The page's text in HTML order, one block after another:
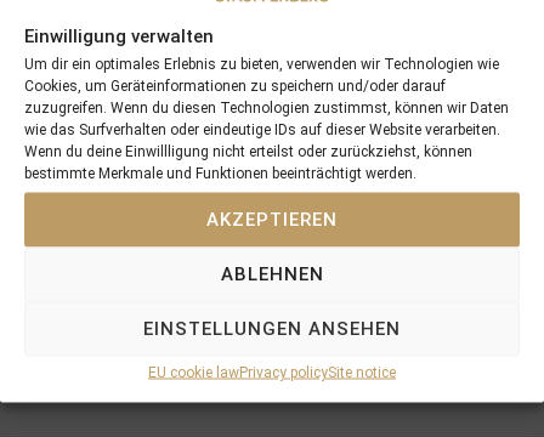
Einwilligung verwalten
Um dir ein optimales Erlebnis zu bieten, verwenden wir Technologien wie
Cookies, um Geräteinformationen zu speichern und/oder darauf
zuzugreifen. Wenn du diesen Technologien zustimmst, können wir Daten
wie das Surfverhalten oder eindeutige IDs auf dieser Website verarbeiten.
Wenn du deine Einwillligung nicht erteilst oder zurückziehst, können
bestimmte Merkmale und Funktionen beeinträchtigt werden.
AKZEPTIEREN
ABLEHNEN
EINSTELLUNGEN ANSEHEN
EU cookie lawPrivacy policySite notice